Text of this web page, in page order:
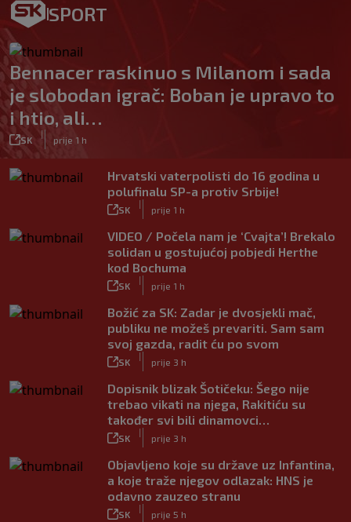
SPORT
Bennacer raskinuo s Milanom i sada
je slobodan igrač: Boban je upravo to
i htio, ali…
SK
|
prije 1 h
Hrvatski vaterpolisti do 16 godina u
polufinalu SP-a protiv Srbije!
SK
|
prije 1 h
VIDEO / Počela nam je ‘Cvajta’! Brekalo
solidan u gostujućoj pobjedi Herthe
kod Bochuma
SK
|
prije 1 h
Božić za SK: Zadar je dvosjekli mač,
publiku ne možeš prevariti. Sam sam
svoj gazda, radit ću po svom
SK
|
prije 3 h
Dopisnik blizak Šotičeku: Šego nije
trebao vikati na njega, Rakitiću su
također svi bili dinamovci…
SK
|
prije 3 h
Objavljeno koje su države uz Infantina,
a koje traže njegov odlazak: HNS je
odavno zauzeo stranu
SK
|
prije 5 h